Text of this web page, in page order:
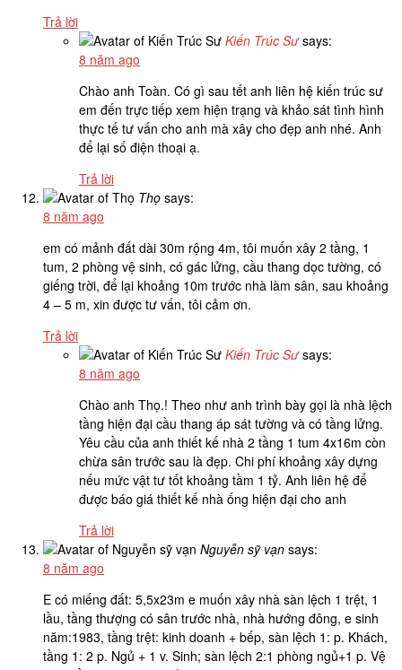
Trả lời
Kiến Trúc Sư says:
8 năm ago
Chào anh Toàn. Có gì sau tết anh liên hệ kiến trúc sư
em đến trực tiếp xem hiện trạng và khảo sát tình hình
thực tế tư vấn cho anh mà xây cho đẹp anh nhé. Anh
để lại số điện thoại ạ.
Trả lời
Thọ says:
8 năm ago
em có mảnh đất dài 30m rộng 4m, tôi muốn xây 2 tầng, 1
tum, 2 phòng vệ sinh, có gác lửng, cầu thang dọc tường, có
giếng trời, để lại khoảng 10m trước nhà làm sân, sau khoảng
4 – 5 m, xin được tư vấn, tôi cảm ơn.
Trả lời
Kiến Trúc Sư says:
8 năm ago
Chào anh Thọ.! Theo như anh trình bày gọi là nhà lệch
tầng hiện đại cầu thang áp sát tường và có tầng lửng.
Yêu cầu của anh thiết kế nhà 2 tầng 1 tum 4x16m còn
chừa sân trước sau là đẹp. Chi phí khoảng xây dựng
nếu mức vật tư tốt khoảng tầm 1 tỷ. Anh liên hệ để
được báo giá thiết kế nhà ống hiện đại cho anh
Trả lời
Nguyễn sỹ vạn says:
8 năm ago
E có miếng đất: 5,5x23m e muốn xây nhà sàn lệch 1 trệt, 1
lầu, tầng thượng có sân trước nhà, nhà hướng đông, e sinh
năm:1983, tầng trệt: kinh doanh + bếp, sàn lệch 1: p. Khách,
tầng 1: 2 p. Ngủ + 1 v. Sinh; sàn lệch 2:1 phòng ngủ+1 p. Vệ